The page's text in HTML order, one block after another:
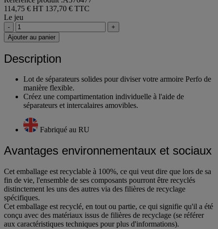
114,75 € HT 137,70 € TTC
Le jeu
-
+
Ajouter au panier
Description
Lot de séparateurs solides pour diviser votre armoire Perfo de
manière flexible.
Créez une compartimentation individuelle à l'aide de
séparateurs et intercalaires amovibles.
Fabriqué au RU
Avantages environnementaux et sociaux
Cet emballage est recyclable à 100%, ce qui veut dire que lors de sa
fin de vie, l'ensemble de ses composants pourront être recyclés
distinctement les uns des autres via des filières de recyclage
spécifiques.
Cet emballage est recyclé, en tout ou partie, ce qui signifie qu'il a été
conçu avec des matériaux issus de filières de recyclage (se référer
aux caractéristiques techniques pour plus d'informations).